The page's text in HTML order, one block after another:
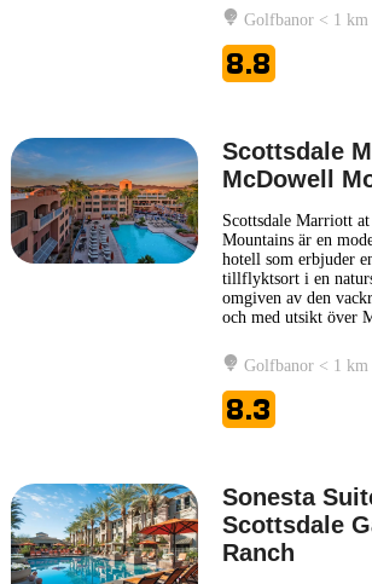
hela familjen.
främsta
spännande och
barn i alla åldrar.
Golfbanor < 1 km
8.8
Scottsdale
McDowell
Scottsdale Marriott
Mountains är en
hotell som erbjuder
tillflyktsort i en
omgiven av den
och med utsikt över
att uppleva den unika
Arizona. Hotellet
bekväma rum och
moderna faciliteter
Läs mer
Golfbanor < 1 km
8.3
Sonesta
Scottsdale
Ranch